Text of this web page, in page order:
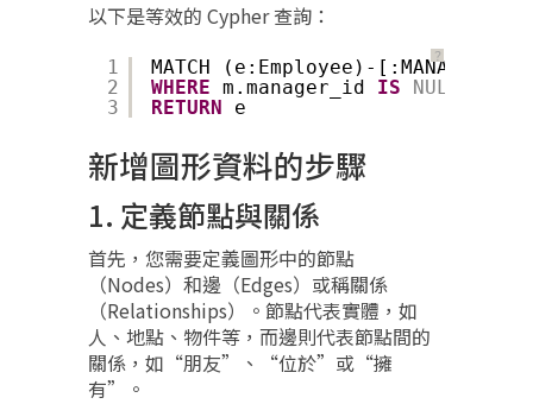
以下是等效的 Cypher 查詢：
？
1
2
3
MATCH (e:Employee)-
WHERE m.manager_id IS
NULL
RETURN
e
新增圖形資料的步驟
1. 定義節點與關係
首先，您需要定義圖形中的節點
（Nodes）和邊（Edges）或稱關係
（Relationships）。節點代表實體，如
人、地點、物件等，而邊則代表節點間的
關係，如“朋友”、“位於”或“擁
有”。